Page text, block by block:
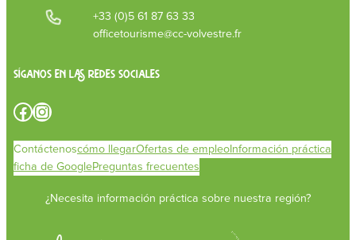
+33 (0)5 61 87 63 33
officetourisme@cc-volvestre.fr
Síganos en las redes sociales
Facebook Instagram
Contáctenoscómo llegarOfertas de empleoInformación práctica
ficha de GooglePreguntas frecuentes
¿Necesita información práctica sobre nuestra región?